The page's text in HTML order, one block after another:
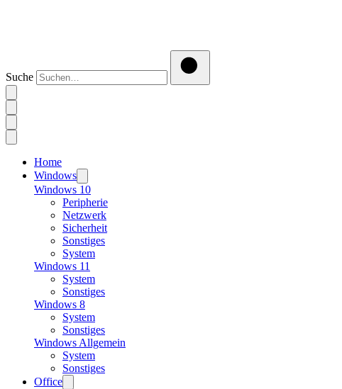
Suche
Home
Windows
Windows 10
Peripherie
Netzwerk
Sicherheit
Sonstiges
System
Windows 11
System
Sonstiges
Windows 8
System
Sonstiges
Windows Allgemein
System
Sonstiges
Office